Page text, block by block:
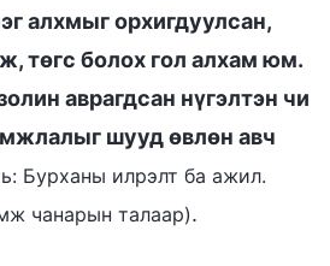
алхмыг орхигдуулсан,
төгс болох гол алхам юм.
аврагдсан нүгэлтэн чи
шууд өвлөн авч
Бурханы илрэлт ба ажил.
чанарын талаар).